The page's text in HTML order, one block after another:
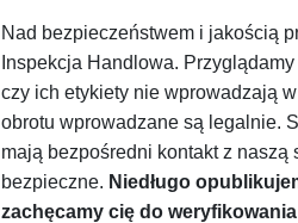
Nad bezpieczeństwem i jakością
Inspekcja Handlowa.
czy ich etykiety nie wprowadzają
obrotu wprowadzane są legalnie.
mają bezpośredni kontakt z naszą
bezpieczne. Niedługo
zachęcamy cię do